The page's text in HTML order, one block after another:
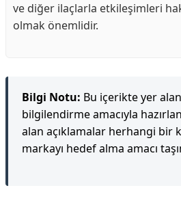
ve diğer ilaçlarla etkileşimleri
olmak önemlidir.
Bilgi Notu: Bu içerikte yer
bilgilendirme amacıyla
alan açıklamalar herhangi bir
markayı hedef alma amacı